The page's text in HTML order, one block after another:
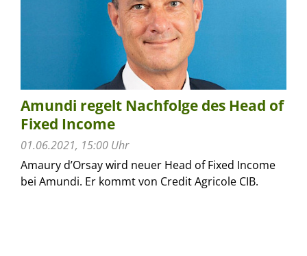
Amundi regelt Nachfolge des Head of
Fixed Income
01.06.2021, 15:00 Uhr
Amaury d’Orsay wird neuer Head of Fixed Income
bei Amundi. Er kommt von Credit Agricole CIB.